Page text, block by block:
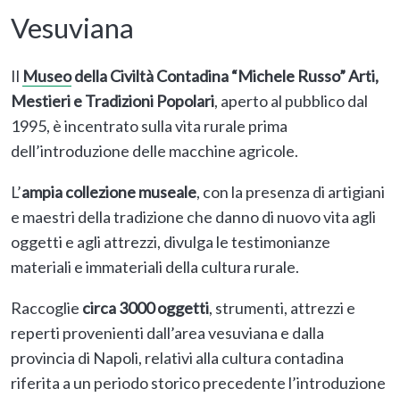
Vesuviana
Il Museodella Civiltà Contadina “Michele Russo” Arti,
Mestieri e Tradizioni Popolari, aperto al pubblico dal
1995, è incentrato sulla vita rurale prima
dell’introduzione delle macchine agricole.
L’ampia collezione museale, con la presenza di artigiani
e maestri della tradizione che danno di nuovo vita agli
oggetti e agli attrezzi, divulga le testimonianze
materiali e immateriali della cultura rurale.
Raccoglie circa 3000 oggetti, strumenti, attrezzi e
reperti provenienti dall’area vesuviana e dalla
provincia di Napoli, relativi alla cultura contadina
riferita a un periodo storico precedente l’introduzione